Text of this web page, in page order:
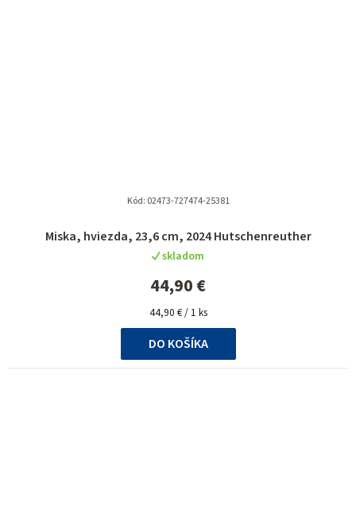
Miska, hviezda, 23,6 cm, 2024 Hutschenreuther
skladom
44,90 €
Jednotková
cena:
44,90 € / 1 ks
DO KOŠÍKA
Kód: 02473-727474-25381